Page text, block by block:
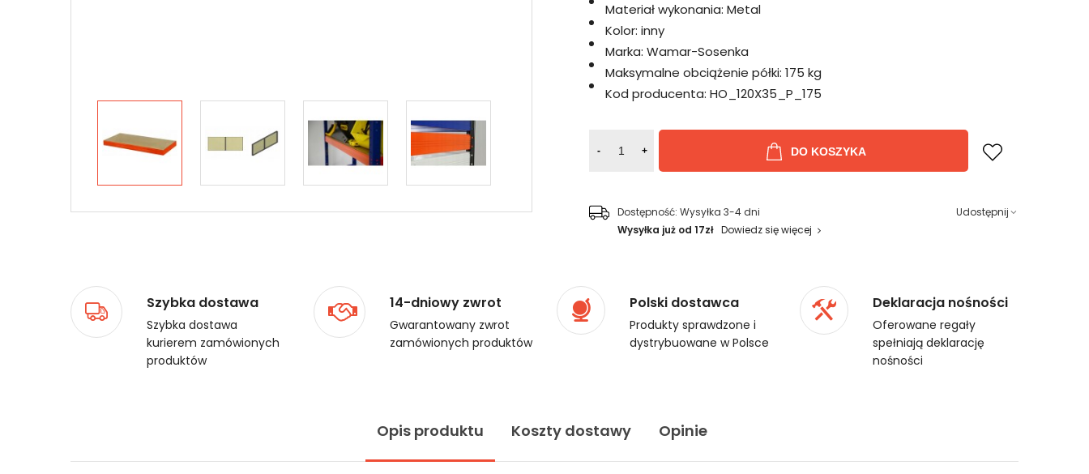
Materiał wykonania: Metal
Kolor: inny
Marka: Wamar-Sosenka
Maksymalne obciążenie półki: 175 kg
Kod producenta: HO_120X35_P_175
- + DO KOSZYKA
Dostępność: Wysyłka 3-4 dni
Wysyłka już od 17zł Dowiedz się więcej
Udostępnij
Szybka dostawa
Szybka dostawa
kurierem zamówionych
produktów
14-dniowy zwrot
Gwarantowany zwrot
zamówionych produktów
Polski dostawca
Produkty sprawdzone i
dystrybuowane w Polsce
Deklaracja nośności
Oferowane regały
spełniają deklarację
nośności
Opis produktu Koszty dostawy Opinie